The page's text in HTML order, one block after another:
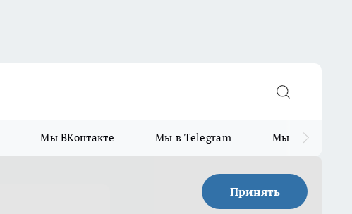
Мы ВКонтакте Мы в Telegram Мы в MAX
Принять